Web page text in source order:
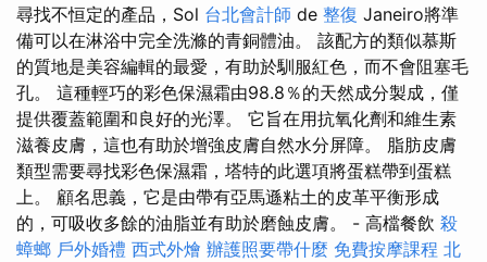
尋找不恒定的產品，Sol 台北會計師 de 整復 Janeiro將準
備可以在淋浴中完全洗滌的青銅體油。 該配方的類似慕斯
的質地是美容編輯的最愛，有助於馴服紅色，而不會阻塞毛
孔。 這種輕巧的彩色保濕霜由98.8％的天然成分製成，僅
提供覆蓋範圍和良好的光澤。 它旨在用抗氧化劑和維生素
滋養皮膚，這也有助於增強皮膚自然水分屏障。 脂肪皮膚
類型需要尋找彩色保濕霜，塔特的此選項將蛋糕帶到蛋糕
上。 顧名思義，它是由帶有亞馬遜粘土的皮革平衡形成
的，可吸收多餘的油脂並有助於磨蝕皮膚。 - 高檔餐飲 殺
蟑螂 戶外婚禮 西式外燴 辦護照要帶什麼 免費按摩課程 北